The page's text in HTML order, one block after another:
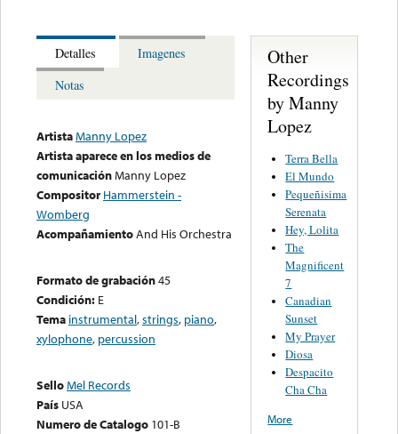
Detalles
Imagenes
Notas
ArtistaManny Lopez
Artista aparece en los medios de
comunicaciónManny Lopez
Compositor Hammerstein -
Womberg
AcompañamientoAnd His Orchestra
Formato de grabación45
Condición: E
Tema instrumental,strings, piano,
xylophone, percussion
SelloMel Records
País USA
Numero de Catalogo 101-B
Other
Recordings
by Manny
Lopez
Terra Bella
El Mundo
Pequeñisima
Serenata
Hey, Lolita
The
Magnificent
7
Canadian
Sunset
My Prayer
Diosa
Despacito
Cha Cha
More